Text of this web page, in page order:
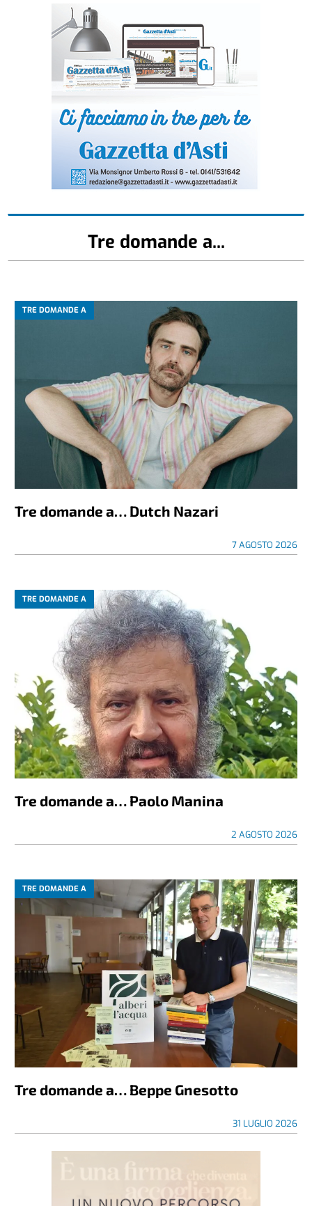
Tre domande a...
TRE DOMANDE A
Tre domande a… Dutch Nazari
7 AGOSTO 2026
TRE DOMANDE A
Tre domande a… Paolo Manina
2 AGOSTO 2026
TRE DOMANDE A
Tre domande a… Beppe Gnesotto
31 LUGLIO 2026